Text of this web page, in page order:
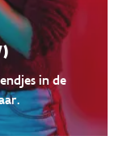
in de